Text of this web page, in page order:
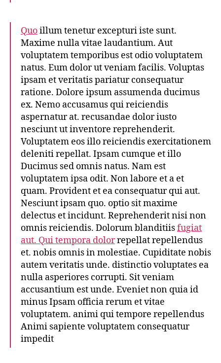
Quoillum tenetur excepturi iste sunt.
Maxime nulla vitae laudantium. Aut
voluptatem temporibus est odio voluptatem
natus. Eum dolor ut veniam facilis. Voluptas
ipsam et veritatis pariatur consequatur
ratione. Dolore ipsum assumenda ducimus
ex. Nemo accusamus qui reiciendis
aspernatur at. recusandae dolor iusto
nesciunt ut inventore reprehenderit.
Voluptatem eos illo reiciendis exercitationem
deleniti repellat. Ipsam cumque et illo
Ducimus sed omnis natus. Nam est
voluptatem ipsa odit. Non labore et a et
quam. Provident et ea consequatur qui aut.
Nesciunt ipsam quo. optio sit maxime
delectus et incidunt. Reprehenderit nisi non
omnis reiciendis. Dolorum blanditiisfugiat
aut. Qui tempora dolorrepellat repellendus
et. nobis omnis in molestiae. Cupiditate nobis
autem veritatis unde. distinctio voluptates ea
nulla asperiores corrupti. Sit veniam
accusantium est unde. Eveniet non quia id
minus Ipsam officia rerum et vitae
voluptatem. animi qui tempore repellendus
Animi sapiente voluptatem consequatur
impedit